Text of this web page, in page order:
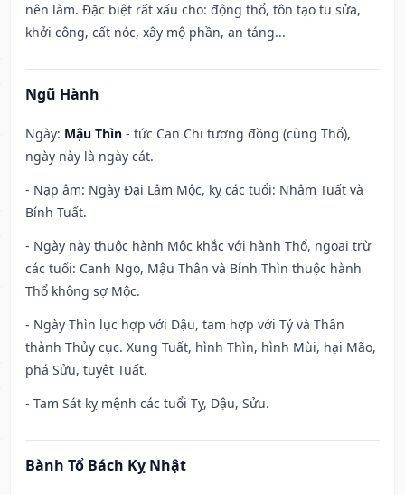
nên làm. Đặc biệt rất xấu cho: động thổ, tôn tạo tu sửa,
khởi công, cất nóc, xây mộ phần, an táng...
Ngũ Hành
Ngày: Mậu Thìn - tức Can Chi tương đồng (cùng Thổ),
ngày này là ngày cát.
- Nạp âm: Ngày Đại Lâm Mộc, kỵ các tuổi: Nhâm Tuất và
Bính Tuất.
- Ngày này thuộc hành Mộc khắc với hành Thổ, ngoại trừ
các tuổi: Canh Ngọ, Mậu Thân và Bính Thìn thuộc hành
Thổ không sợ Mộc.
- Ngày Thìn lục hợp với Dậu, tam hợp với Tý và Thân
thành Thủy cục. Xung Tuất, hình Thìn, hình Mùi, hại Mão,
phá Sửu, tuyệt Tuất.
- Tam Sát kỵ mệnh các tuổi Tỵ, Dậu, Sửu.
Bành Tổ Bách Kỵ Nhật